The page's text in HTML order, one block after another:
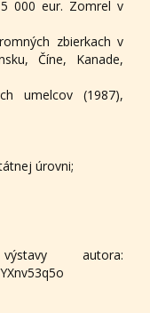
000 eur. Zomrel v
zbierkach v
Číne, Kanade,
umelcov (1987),
úrovni;
autora: